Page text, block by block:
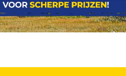
van Cala Millor incl.